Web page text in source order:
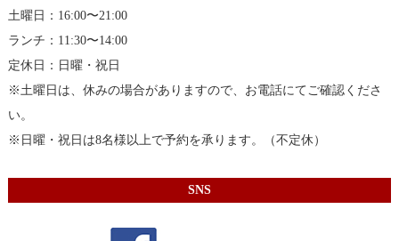
土曜日：16:00〜21:00
ランチ：11:30〜14:00
定休日：日曜・祝日
※土曜日は、休みの場合がありますので、お電話にてご確認くださ
い。
※日曜・祝日は8名様以上で予約を承ります。（不定休）
SNS